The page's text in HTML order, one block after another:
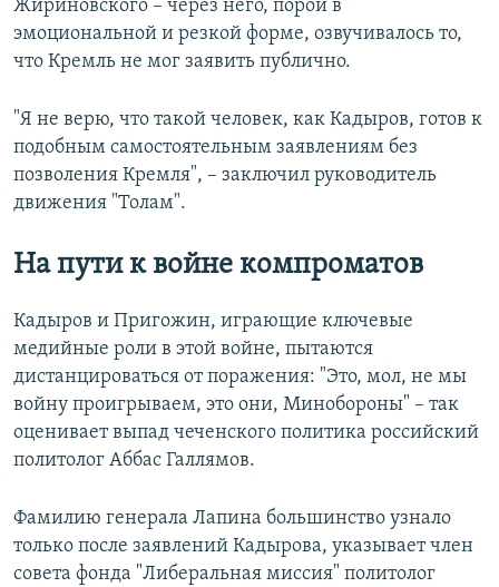
Жириновского – через него, порой в
эмоциональной и резкой форме, озвучивалось то,
что Кремль не мог заявить публично.
"Я не верю, что такой человек, как Кадыров, готов к
подобным самостоятельным заявлениям без
позволения Кремля", – заключил руководитель
движения "Толам".
На пути к войне компроматов
Кадыров и Пригожин, играющие ключевые
медийные роли в этой войне, пытаются
дистанцироваться от поражения: "Это, мол, не мы
войну проигрываем, это они, Минобороны" – так
оценивает выпад чеченского политика российский
политолог Аббас Галлямов.
Фамилию генерала Лапина большинство узнало
только после заявлений Кадырова, указывает член
совета фонда "Либеральная миссия" политолог